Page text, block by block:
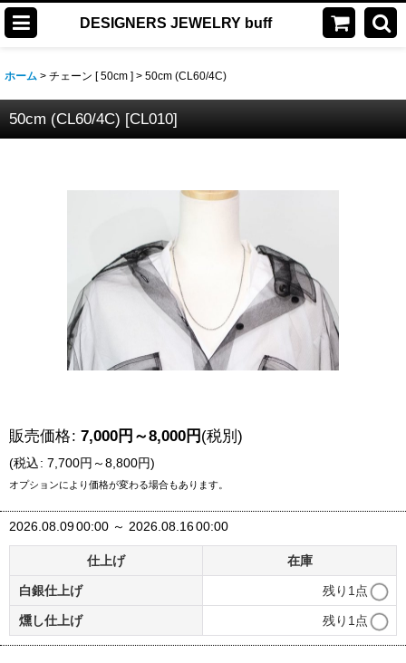
DESIGNERS JEWELRY buff
ホーム > チェーン [ 50cm ] > 50cm (CL60/4C)
50cm (CL60/4C) [CL010]
販売価格: 7,000円 ～8,000円 (税別)
(税込: 7,700円 ～8,800円)
オプションにより価格が変わる場合もあります。
2026.08.0900:00 ～ 2026.08.1600:00
仕上げ 在庫
白銀仕上げ 残り1点
燻し仕上げ 残り1点